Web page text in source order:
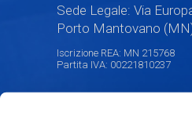
Sede Legale: Via
Porto Mantovano
Iscrizione REA: MN 215768
Partita IVA: 00221810237